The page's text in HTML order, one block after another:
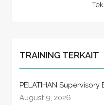
TRAINING TERKAIT
PELATIHAN
August 9, 2026